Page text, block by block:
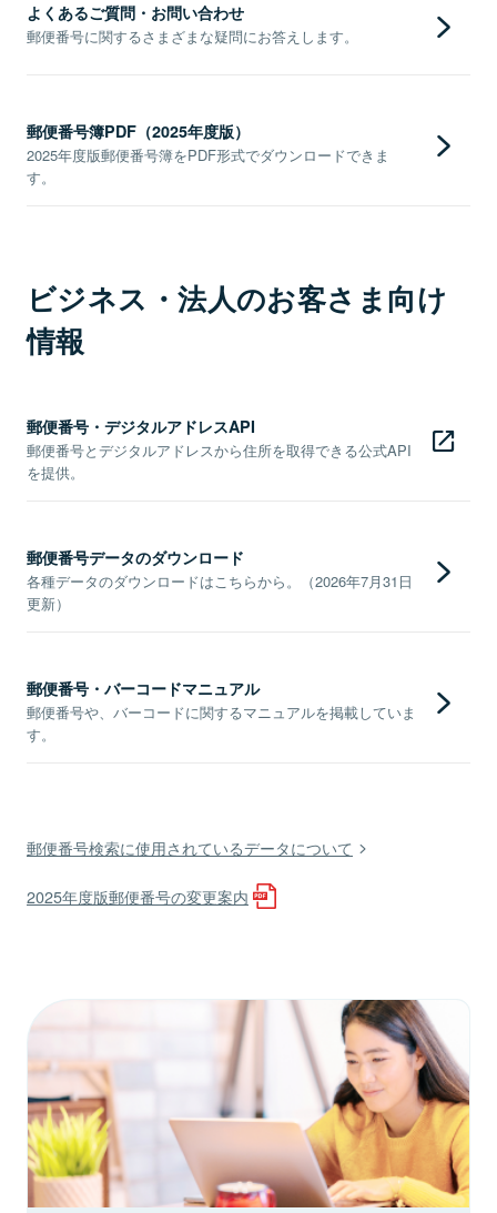
よくあるご質問・お問い合わせ
郵便番号に関するさまざまな疑問にお答えします。
郵便番号簿PDF（2025年度版）
2025年度版郵便番号簿をPDF形式でダウンロードできま
す。
ビジネス・法人のお客さま向け
情報
郵便番号・デジタルアドレスAPI
郵便番号とデジタルアドレスから住所を取得できる公式API
を提供。
郵便番号データのダウンロード
各種データのダウンロードはこちらから。（2026年7月31日
更新）
郵便番号・バーコードマニュアル
郵便番号や、バーコードに関するマニュアルを掲載していま
す。
郵便番号検索に使用されているデータについて
2025年度版郵便番号の変更案内